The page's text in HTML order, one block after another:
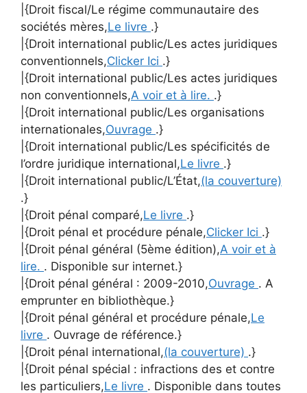
|{Droit fiscal/Le régime communautaire des
sociétés mères,Le livre .}
|{Droit international public/Les actes juridiques
conventionnels,Clicker Ici .}
|{Droit international public/Les actes juridiques
non conventionnels,A voir et à lire. .}
|{Droit international public/Les organisations
internationales,Ouvrage .}
|{Droit international public/Les spécificités de
l’ordre juridique international,Le livre .}
|{Droit international public/L’État,(la couverture)
.}
|{Droit pénal comparé,Le livre .}
|{Droit pénal et procédure pénale,Clicker Ici .}
|{Droit pénal général (5ème édition),A voir et à
lire. . Disponible sur internet.}
|{Droit pénal général : 2009-2010,Ouvrage . A
emprunter en bibliothèque.}
|{Droit pénal général et procédure pénale,Le
livre . Ouvrage de référence.}
|{Droit pénal international,(la couverture) .}
|{Droit pénal spécial : infractions des et contre
les particuliers,Le livre . Disponible dans toutes